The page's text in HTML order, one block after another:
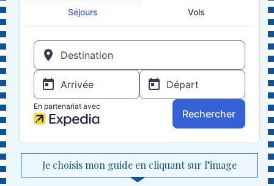
Je choisis mon guide en cliquant sur l’image